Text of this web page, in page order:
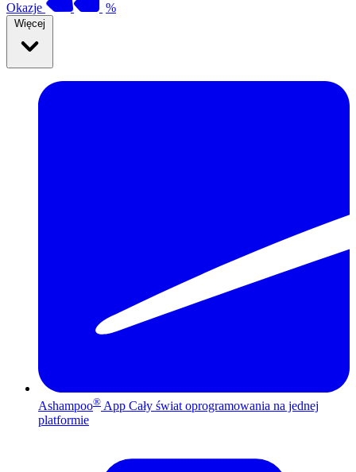
Okazje %
Więcej
Ashampoo® App Cały świat oprogramowania na jednej
platformie